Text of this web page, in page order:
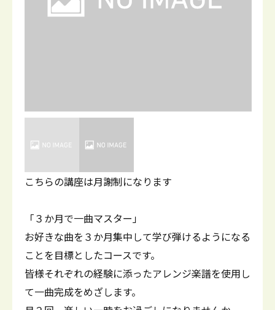
こちらの講座は月謝制になります
「３か月で一曲マスター」
お好きな曲を３か月集中して学び弾けるようになる
ことを目標としたコースです。
皆様それぞれの経験に添ったアレンジ楽譜を使用し
て一曲完成をめざします。